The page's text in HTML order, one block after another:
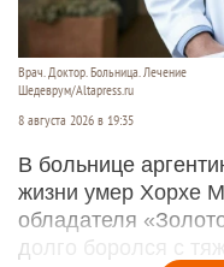
Врач. Доктор. Больница. Лечение
Шедеврум/Altapress.ru
8 августа 2026 в 19:35
В больнице
жизни умер Хорхе
обладателя
долго боролся с